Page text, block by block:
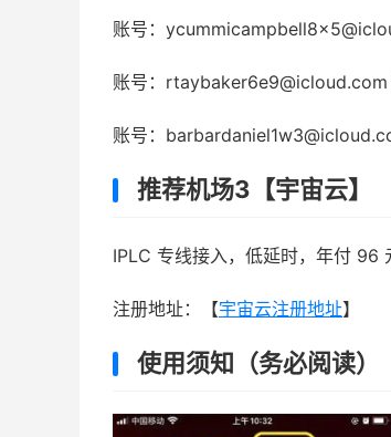
账号：
账号： rtaybaker6e9@icloud.com
账号：
推荐机场3【宇宙云】
IPLC 专线接入，低延时，年付 96
注册地址：【宇宙云注册地址】
使用须知（务必阅读）